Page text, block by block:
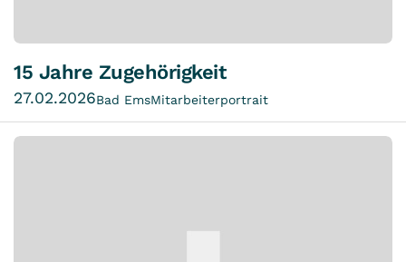
15 Jahre Zugehörigkeit
27.02.2026Bad EmsMitarbeiterportrait